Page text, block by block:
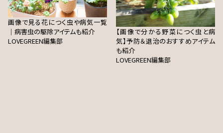
画像で見る花につく虫や病気一覧
｜病害虫の駆除アイテムも紹介
LOVEGREEN編集部
【画像で分かる野菜につく虫と病
気】予防＆退治のおすすめアイテム
も紹介
LOVEGREEN編集部